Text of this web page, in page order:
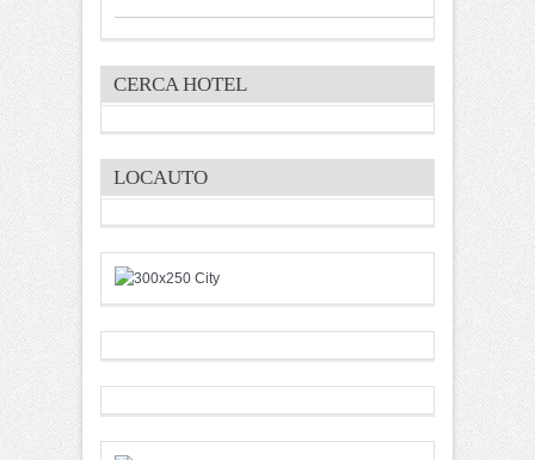
CERCA HOTEL
LOCAUTO